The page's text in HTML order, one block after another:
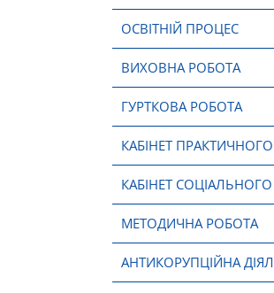
ОСВІТНІЙ ПРОЦЕС
ВИХОВНА РОБОТА
ГУРТКОВА РОБОТА
КАБІНЕТ
КАБІНЕТ
МЕТОДИЧНА РОБОТА
АНТИКОРУПЦІЙНА